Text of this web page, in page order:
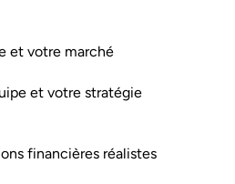
et votre marché
et votre stratégie
financières réalistes